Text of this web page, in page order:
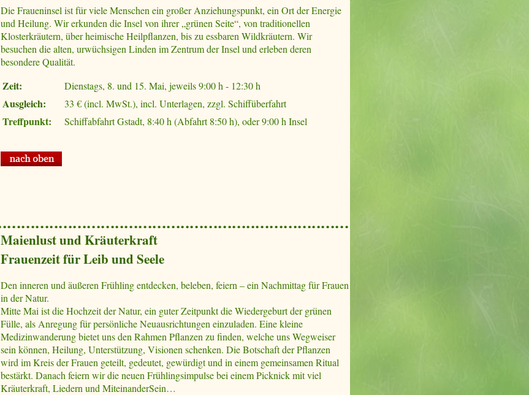
Die Fraueninsel ist für viele Menschen ein großer Anziehungspunkt, ein Ort der Energie
und Heilung. Wir erkunden die Insel von ihrer „grünen Seite“, von traditionellen
Klosterkräutern, über heimische Heilpflanzen, bis zu essbaren Wildkräutern. Wir
besuchen die alten, urwüchsigen Linden im Zentrum der Insel und erleben deren
besondere Qualität.
Zeit: Dienstags, 8. und 15. Mai, jeweils 9:00 h - 12:30 h
Ausgleich: 33 € (incl. MwSt.), incl. Unterlagen, zzgl. Schiffüberfahrt
Treffpunkt: Schiffabfahrt Gstadt, 8:40 h (Abfahrt 8:50 h), oder 9:00 h Insel
Maienlust und Kräuterkraft
Frauenzeit für Leib und Seele
Den inneren und äußeren Frühling entdecken, beleben, feiern – ein Nachmittag für Frauen
in der Natur.
Mitte Mai ist die Hochzeit der Natur, ein guter Zeitpunkt die Wiedergeburt der grünen
Fülle, als Anregung für persönliche Neuausrichtungen einzuladen. Eine kleine
Medizinwanderung bietet uns den Rahmen Pflanzen zu finden, welche uns Wegweiser
sein können, Heilung, Unterstützung, Visionen schenken. Die Botschaft der Pflanzen
wird im Kreis der Frauen geteilt, gedeutet, gewürdigt und in einem gemeinsamen Ritual
bestärkt. Danach feiern wir die neuen Frühlingsimpulse bei einem Picknick mit viel
Kräuterkraft, Liedern und MiteinanderSein…